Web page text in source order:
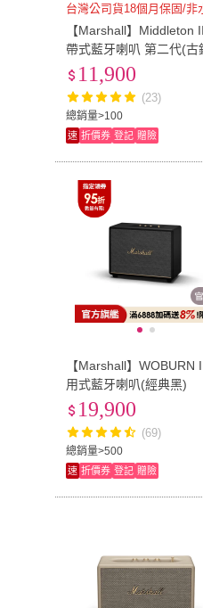
台灣公司貨18個月保固/非
【Marshall】Middleton
帶式藍牙喇叭 第二代(古
奶油白)
總銷量>100
11,900
(23)
速 折價券 登記 贈險
【Marshall】WOBURN
用式藍牙喇叭(經典黑)
總銷量>500
19,900
(69)
速 折價券 登記 贈險